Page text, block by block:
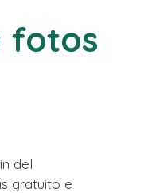
fotos
del
gratuito e